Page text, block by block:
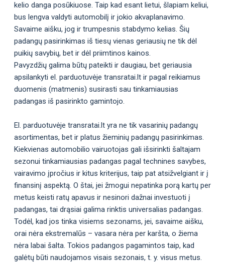
kelio danga posūkiuose. Taip kad esant lietui, šlapiam keliui,
bus lengva valdyti automobilį ir jokio akvaplanavimo.
Savaime aišku, jog ir trumpesnis stabdymo kelias. Šių
padangų pasirinkimas iš tiesų vienas geriausių ne tik dėl
puikių savybių, bet ir dėl priimtinos kainos.
Pavyzdžių galima būtų pateikti ir daugiau, bet geriausia
apsilankyti el. parduotuvėje transratai.lt ir pagal reikiamus
duomenis (matmenis) susirasti sau tinkamiausias
padangas iš pasirinkto gamintojo.
El. parduotuvėje transratai.lt yra ne tik vasarinių padangų
asortimentas, bet ir platus žieminių padangų pasirinkimas.
Kiekvienas automobilio vairuotojas gali išsirinkti šaltajam
sezonui tinkamiausias padangas pagal technines savybes,
vairavimo įpročius ir kitus kriterijus, taip pat atsižvelgiant ir į
finansinį aspektą. O štai, jei žmogui nepatinka porą kartų per
metus keisti ratų apavus ir nesinori dažnai investuoti į
padangas, tai drąsiai galima rinktis universalias padangas.
Todėl, kad jos tinka visiems sezonams, jei, savaime aišku,
orai nėra ekstremalūs – vasara nėra per karšta, o žiema
nėra labai šalta. Tokios padangos pagamintos taip, kad
galėtų būti naudojamos visais sezonais, t. y. visus metus.